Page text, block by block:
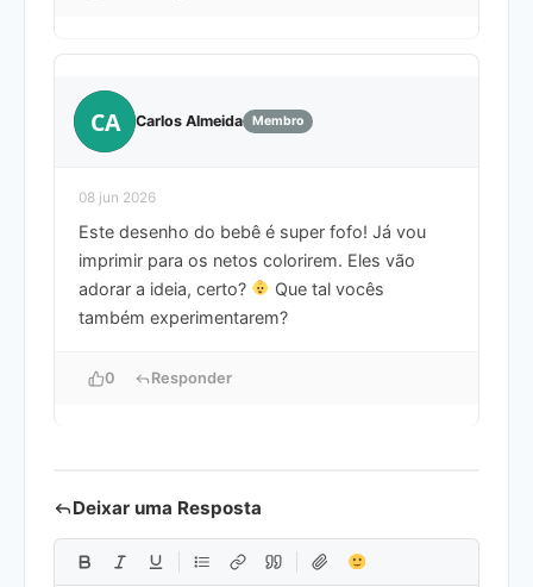
CA Carlos Almeida Membro
08 jun 2026
Este desenho do bebê é super fofo! Já vou
imprimir para os netos colorirem. Eles vão
adorar a ideia, certo?
Que tal vocês
também experimentarem?
0 Responder
Deixar uma Resposta